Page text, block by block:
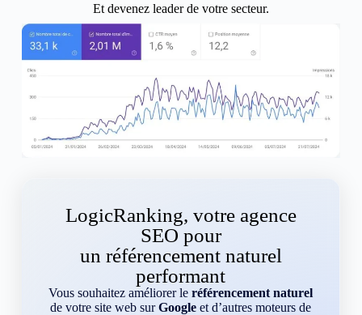
Et devenez leader de votre secteur.
LogicRanking, votre agence
SEO pour
un référencement naturel
performant
Vous souhaitez améliorer leréférencement naturel
de votre site web surGoogle et d’autres moteurs de